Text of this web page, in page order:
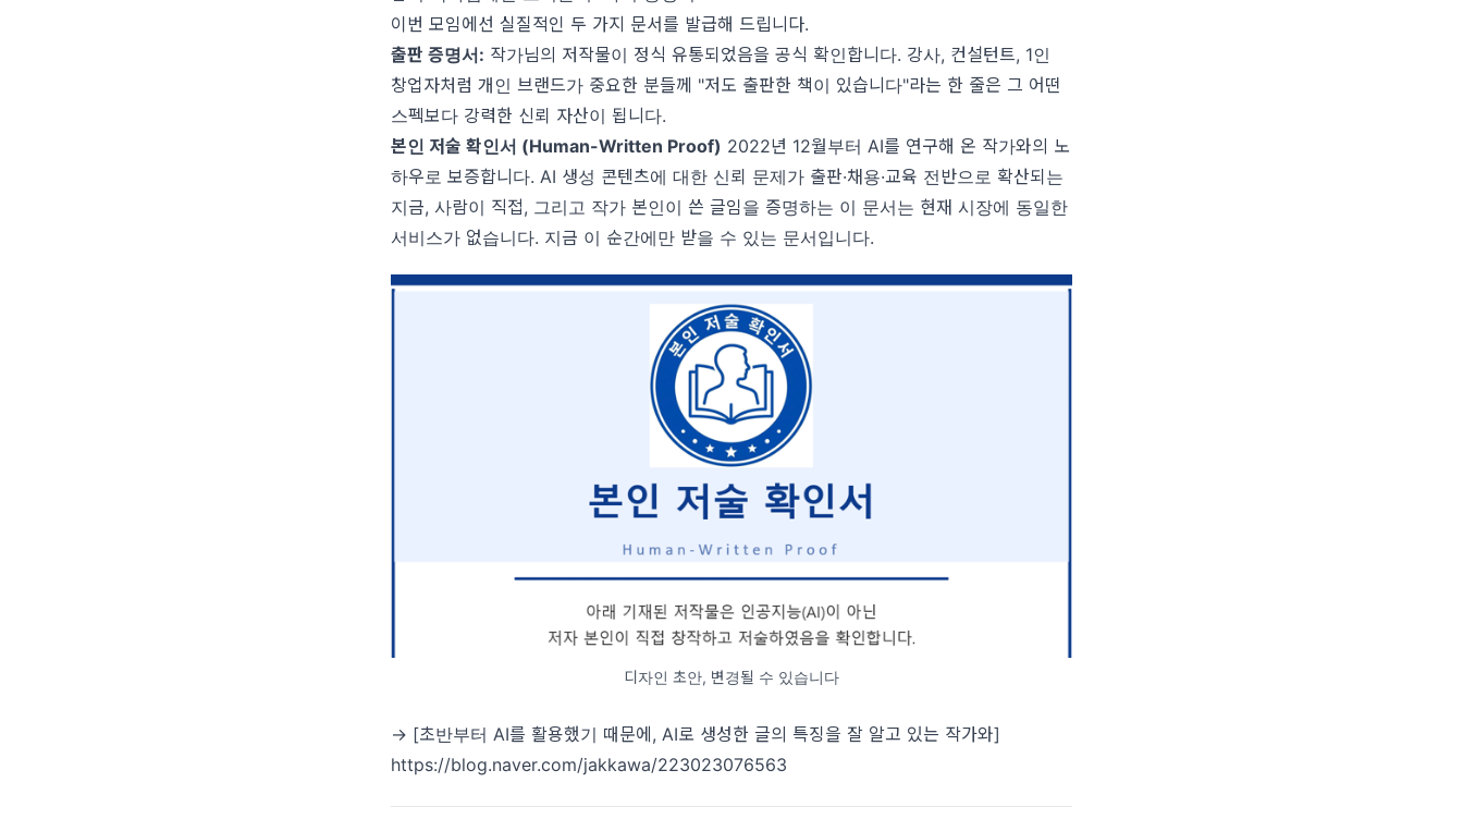
이번 모임에선 실질적인 두 가지 문서를 발급해 드립니다.
출판 증명서: 작가님의 저작물이 정식 유통되었음을 공식 확인합니다. 강사, 컨설턴트, 1인
창업자처럼 개인 브랜드가 중요한 분들께 "저도 출판한 책이 있습니다"라는 한 줄은 그 어떤
스펙보다 강력한 신뢰 자산이 됩니다.
본인 저술 확인서 (Human-Written Proof) 2022년 12월부터 AI를 연구해 온 작가와의 노
하우로 보증합니다. AI 생성 콘텐츠에 대한 신뢰 문제가 출판·채용·교육 전반으로 확산되는
지금, 사람이 직접, 그리고 작가 본인이 쓴 글임을 증명하는 이 문서는 현재 시장에 동일한
서비스가 없습니다. 지금 이 순간에만 받을 수 있는 문서입니다.
디자인 초안, 변경될 수 있습니다
→ [초반부터 AI를 활용했기 때문에, AI로 생성한 글의 특징을 잘 알고 있는 작가와]
https://blog.naver.com/jakkawa/223023076563